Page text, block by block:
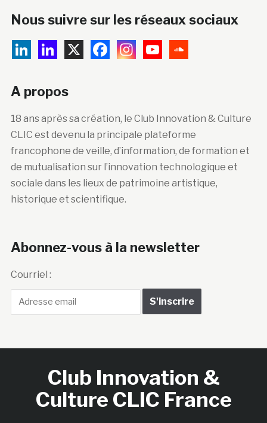
Nous suivre sur les réseaux sociaux
A propos
18 ans après sa création, le Club Innovation & Culture
CLIC est devenu la principale plateforme
francophone de veille, d’information, de formation et
de mutualisation sur l’innovation technologique et
sociale dans les lieux de patrimoine artistique,
historique et scientifique.
Abonnez-vous à la newsletter
Courriel :
Club Innovation &
Culture CLIC France